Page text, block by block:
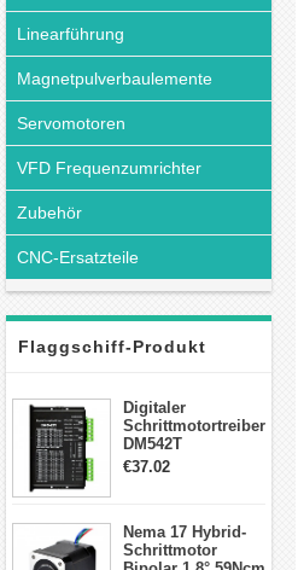
Linearführung
Magnetpulverbaulemente
Servomotoren
VFD Frequenzumrichter
Zubehör
CNC-Ersatzteile
Flaggschiff-Produkt
Digitaler
Schrittmotortreiber
DM542T
Schrittmotor
Schrittmotor
€37.02
Nema 17 Hybrid-
Schrittmotor